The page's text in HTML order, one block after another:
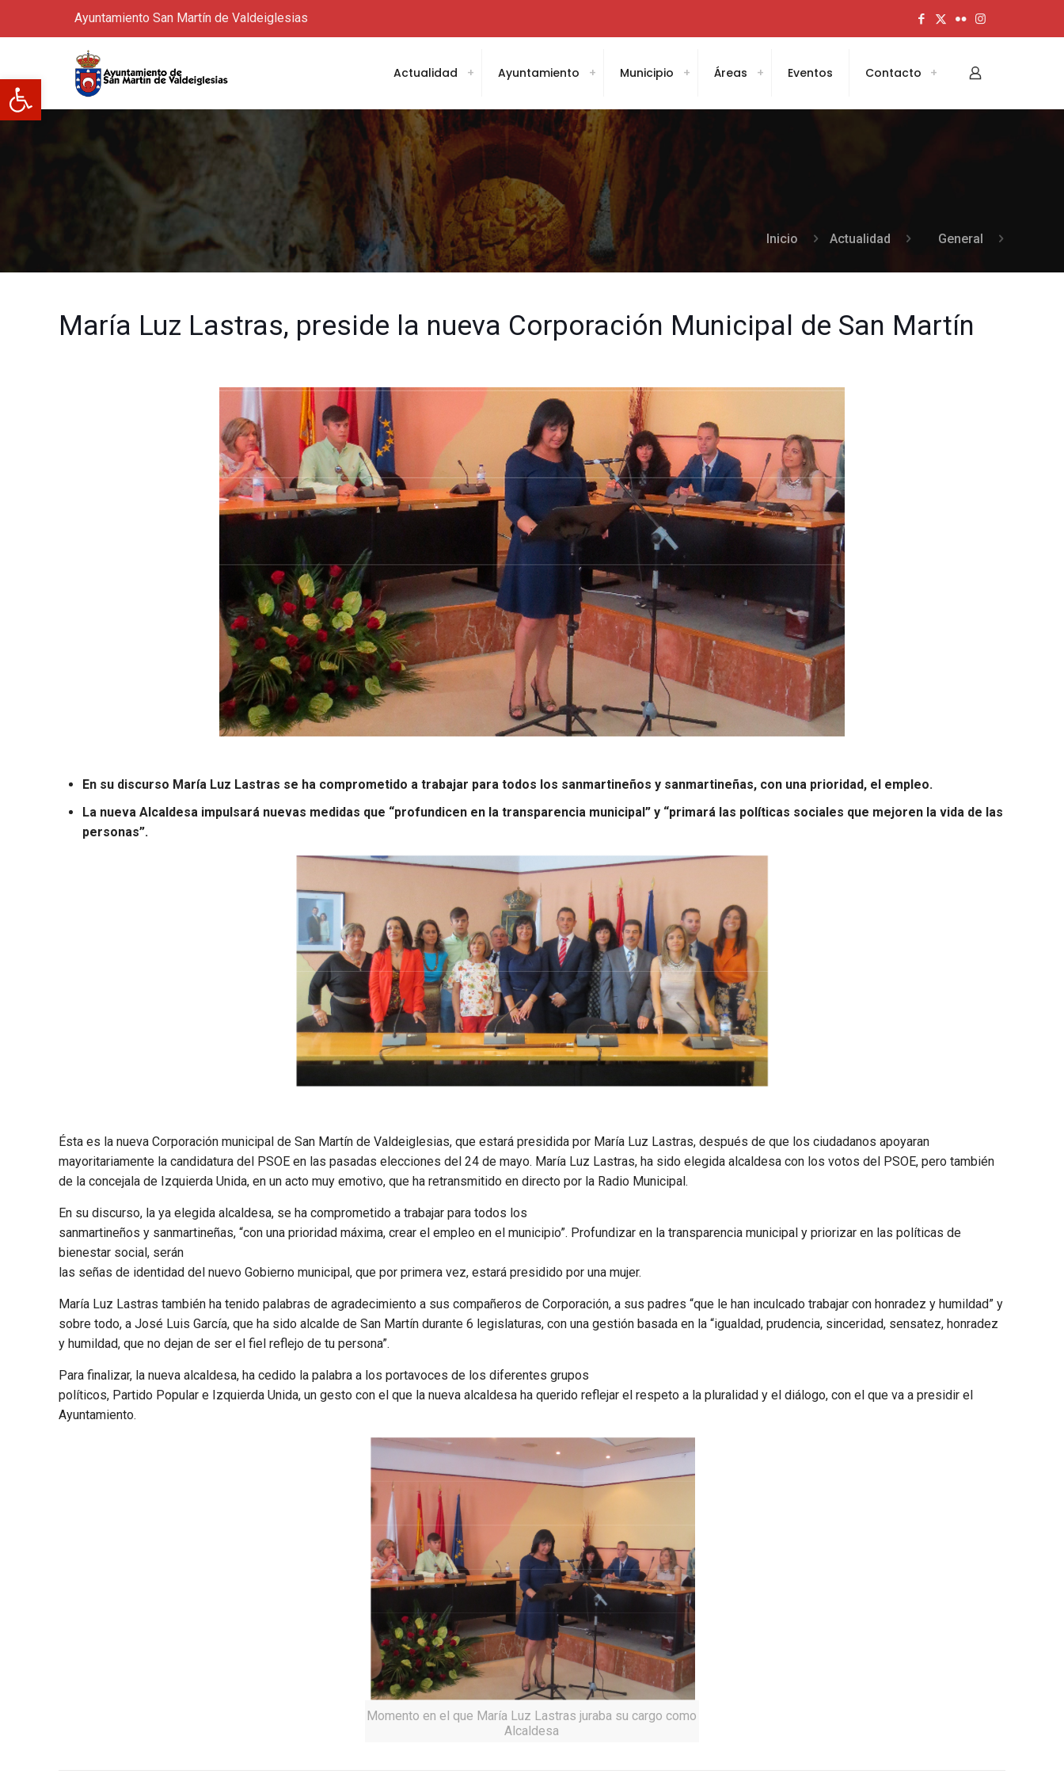
Abrir barra de herramientas
Ayuntamiento San Martín de Valdeiglesias
Actualidad Ayuntamiento Municipio Áreas Eventos Contacto
Inicio Actualidad General
María Luz Lastras, preside la nueva Corporación Municipal de San Martín
En su discurso María Luz Lastras se ha comprometido a trabajar para todos los sanmartineños y sanmartineñas, con una prioridad, el empleo.
La nueva Alcaldesa impulsará nuevas medidas que “profundicen en la transparencia municipal” y “primará las políticas sociales que mejoren la vida de las
personas”.
Ésta es la nueva Corporación municipal de San Martín de Valdeiglesias, que estará presidida por María Luz Lastras, después de que los ciudadanos apoyaran
mayoritariamente la candidatura del PSOE en las pasadas elecciones del 24 de mayo. María Luz Lastras, ha sido elegida alcaldesa con los votos del PSOE, pero también
de la concejala de Izquierda Unida, en un acto muy emotivo, que ha retransmitido en directo por la Radio Municipal.
En su discurso, la ya elegida alcaldesa, se ha comprometido a trabajar para todos los
sanmartineños y sanmartineñas, “con una prioridad máxima, crear el empleo en el municipio”. Profundizar en la transparencia municipal y priorizar en las políticas de
bienestar social, serán
las señas de identidad del nuevo Gobierno municipal, que por primera vez, estará presidido por una mujer.
María Luz Lastras también ha tenido palabras de agradecimiento a sus compañeros de Corporación, a sus padres “que le han inculcado trabajar con honradez y humildad” y
sobre todo, a José Luis García, que ha sido alcalde de San Martín durante 6 legislaturas, con una gestión basada en la “igualdad, prudencia, sinceridad, sensatez, honradez
y humildad, que no dejan de ser el fiel reflejo de tu persona”.
Para finalizar, la nueva alcaldesa, ha cedido la palabra a los portavoces de los diferentes grupos
políticos, Partido Popular e Izquierda Unida, un gesto con el que la nueva alcaldesa ha querido reflejar el respeto a la pluralidad y el diálogo, con el que va a presidir el
Ayuntamiento.
Momento en el que María Luz Lastras juraba su cargo como
Alcaldesa